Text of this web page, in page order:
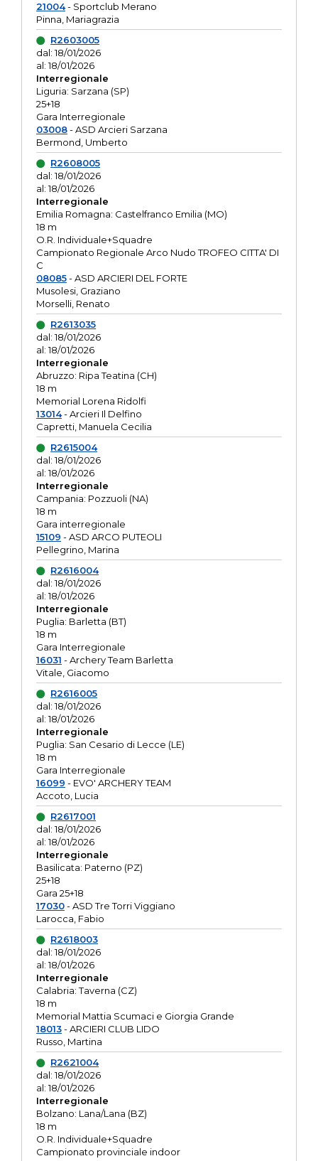
21004- Sportclub Merano
Pinna, Mariagrazia
R2603005
dal: 18/01/2026
al: 18/01/2026
Interregionale
Liguria: Sarzana (SP)
25+18
Gara Interregionale
03008- ASD Arcieri Sarzana
Bermond, Umberto
R2608005
dal: 18/01/2026
al: 18/01/2026
Interregionale
Emilia Romagna: Castelfranco Emilia (MO)
18 m
O.R. Individuale+Squadre
Campionato Regionale Arco Nudo TROFEO CITTA' DI
C
08085- ASD ARCIERI DEL FORTE
Musolesi, Graziano
Morselli, Renato
R2613035
dal: 18/01/2026
al: 18/01/2026
Interregionale
Abruzzo: Ripa Teatina (CH)
18 m
Memorial Lorena Ridolfi
13014- Arcieri Il Delfino
Capretti, Manuela Cecilia
R2615004
dal: 18/01/2026
al: 18/01/2026
Interregionale
Campania: Pozzuoli (NA)
18 m
Gara interregionale
15109 - ASD ARCO PUTEOLI
Pellegrino, Marina
R2616004
dal: 18/01/2026
al: 18/01/2026
Interregionale
Puglia: Barletta (BT)
18 m
Gara Interregionale
16031 - Archery Team Barletta
Vitale, Giacomo
R2616005
dal: 18/01/2026
al: 18/01/2026
Interregionale
Puglia: San Cesario di Lecce (LE)
18 m
Gara Interregionale
16099 - EVO' ARCHERY TEAM
Accoto, Lucia
R2617001
dal: 18/01/2026
al: 18/01/2026
Interregionale
Basilicata: Paterno (PZ)
25+18
Gara 25+18
17030- ASD Tre Torri Viggiano
Larocca, Fabio
R2618003
dal: 18/01/2026
al: 18/01/2026
Interregionale
Calabria: Taverna (CZ)
18 m
Memorial Mattia Scumaci e Giorgia Grande
18013- ARCIERI CLUB LIDO
Russo, Martina
R2621004
dal: 18/01/2026
al: 18/01/2026
Interregionale
Bolzano: Lana/Lana (BZ)
18 m
O.R. Individuale+Squadre
Campionato provinciale indoor